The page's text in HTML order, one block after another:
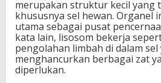
a
n
g
B
e
r
merupakan struktur kecil yang
khususnya sel hewan. Organel
utama sebagai pusat
kata lain, lisosom bekerja
pengolahan limbah di dalam
menghancurkan berbagai zat
diperlukan.